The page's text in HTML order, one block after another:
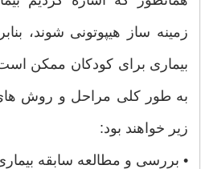
زمینه ساز هیپوتونی شوند،
بیماری برای کودکان ممکن
به طور کلی مراحل و روش
زیر خواهند بود:
• بررسی و مطالعه سابقه